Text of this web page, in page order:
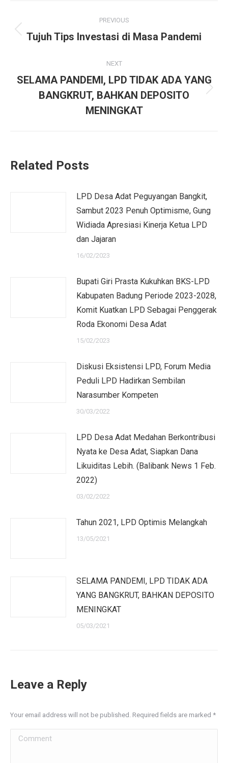
navigation
PREVIOUS
Previous
Tujuh Tips Investasi di Masa Pandemi
NEXT
Next
post:
SELAMA PANDEMI, LPD TIDAK ADA YANG
BANGKRUT, BAHKAN DEPOSITO
MENINGKAT
Related Posts
LPD Desa Adat Peguyangan Bangkit,
Sambut 2023 Penuh Optimisme, Gung
Widiada Apresiasi Kinerja Ketua LPD
dan Jajaran
16/02/2023
Bupati Giri Prasta Kukuhkan BKS-LPD
Kabupaten Badung Periode 2023-2028,
Komit Kuatkan LPD Sebagai Penggerak
Roda Ekonomi Desa Adat
15/02/2023
Diskusi Eksistensi LPD, Forum Media
Peduli LPD Hadirkan Sembilan
Narasumber Kompeten
30/03/2022
LPD Desa Adat Medahan Berkontribusi
Nyata ke Desa Adat, Siapkan Dana
Likuiditas Lebih. (Balibank News 1 Feb.
2022)
03/02/2022
Tahun 2021, LPD Optimis Melangkah
13/05/2021
SELAMA PANDEMI, LPD TIDAK ADA
YANG BANGKRUT, BAHKAN DEPOSITO
MENINGKAT
05/03/2021
Leave a Reply
Your email address will not be published. Required fields are marked *
Comment